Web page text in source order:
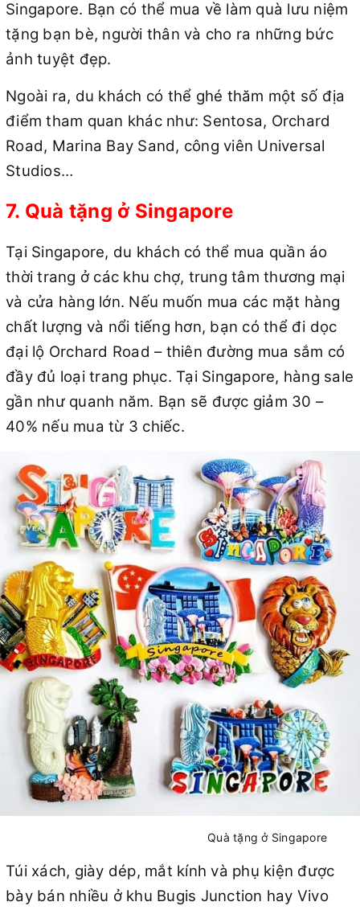
Singapore. Bạn có thể mua về làm quà lưu niệm
tặng bạn bè, người thân và cho ra những bức
ảnh tuyệt đẹp.
Ngoài ra, du khách có thể ghé thăm một số địa
điểm tham quan khác như: Sentosa, Orchard
Road, Marina Bay Sand, công viên Universal
Studios…
7. Quà tặng ở Singapore
Tại Singapore, du khách có thể mua quần áo
thời trang ở các khu chợ, trung tâm thương mại
và cửa hàng lớn. Nếu muốn mua các mặt hàng
chất lượng và nổi tiếng hơn, bạn có thể đi dọc
đại lộ Orchard Road – thiên đường mua sắm có
đầy đủ loại trang phục. Tại Singapore, hàng sale
gần như quanh năm. Bạn sẽ được giảm 30 –
40% nếu mua từ 3 chiếc.
Quà tặng ở Singapore
Túi xách, giày dép, mắt kính và phụ kiện được
bày bán nhiều ở khu Bugis Junction hay Vivo